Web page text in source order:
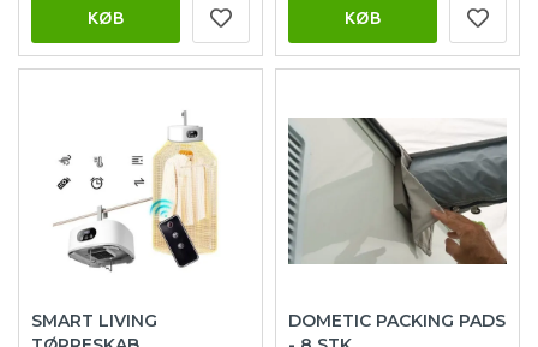
KØB KØB
SMART LIVING
DOMETIC PACKING PADS